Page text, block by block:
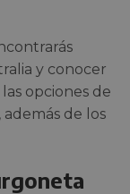
y conocer
opciones de
de los